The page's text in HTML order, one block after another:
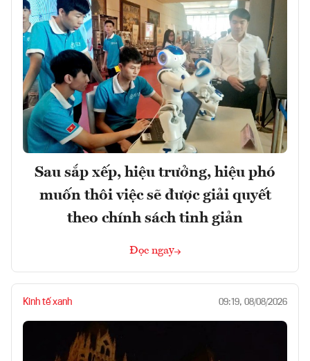
Sau sắp xếp, hiệu trưởng, hiệu phó
muốn thôi việc sẽ được giải quyết
theo chính sách tinh giản
Đọc ngay
Kinh tế xanh 09:19, 08/08/2026